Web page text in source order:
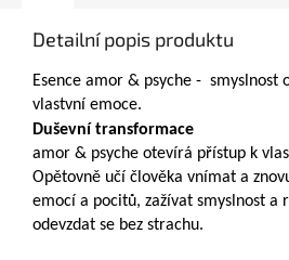
Detailní popis produktu
Esence amor & psyche - smyslnost
vlastvní emoce.
Duševní transformace
amor & psyche otevírá přístup k
Opětovně učí člověka vnímat a
emocí a pocitů, zažívat smyslnost a
odevzdat se bez strachu.